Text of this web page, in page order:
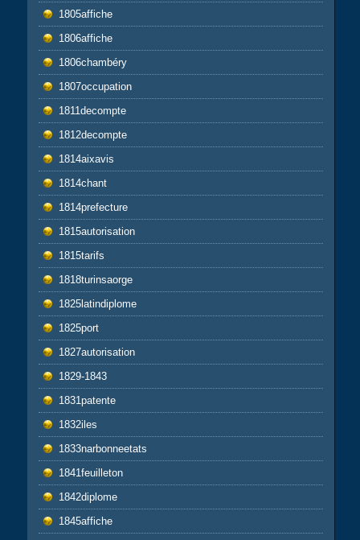
1805affiche
1806affiche
1806chambéry
1807occupation
1811decompte
1812decompte
1814aixavis
1814chant
1814prefecture
1815autorisation
1815tarifs
1818turinsaorge
1825latindiplome
1825port
1827autorisation
1829-1843
1831patente
1832iles
1833narbonneetats
1841feuilleton
1842diplome
1845affiche